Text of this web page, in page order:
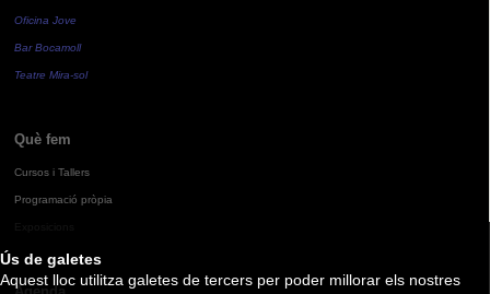
Ús de galetes
Aquest lloc utilitza galetes de tercers per poder millorar els nostres
Oficina Jove
Bar Bocamoll
Teatre Mira-sol
Què fem
Cursos i Tallers
Programació pròpia